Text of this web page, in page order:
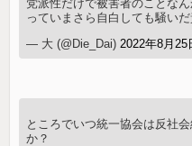
党派性だけで被害者のことな
っていまさら自白しても騒い
— 大 (@Die_Dai) 2022年8月25
ところでいつ統一協会は反社
か？